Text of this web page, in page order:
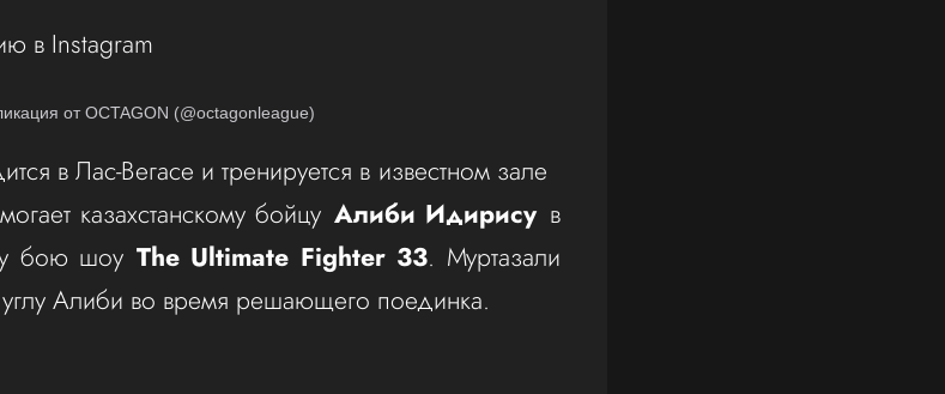
в Instagram
от OCTAGON (@octagonleague)
в Лас-Вегасе и тренируется в известном зале
казахстанскому бойцуАлиби Идирисув
бою шоу The Ultimate Fighter 33. Муртазали
углу Алиби во время решающего поединка.